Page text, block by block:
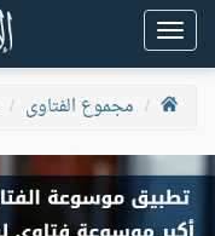
Toggle
navigation
مجموع الفتاوى